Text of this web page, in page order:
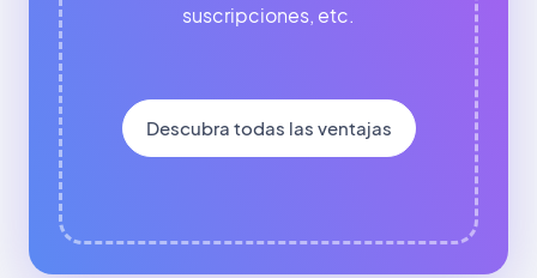
suscripciones, etc.
Descubra todas las ventajas